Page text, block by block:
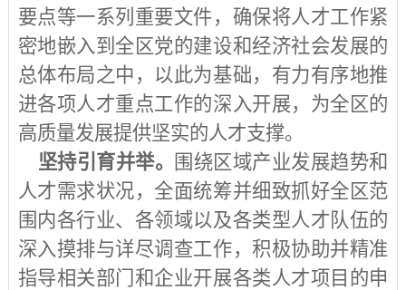
要点等一系列重要文件，确保将人才工作紧
密地嵌入到全区党的建设和经济社会发展的
总体布局之中，以此为基础，有力有序地推
进各项人才重点工作的深入开展，为全区的
高质量发展提供坚实的人才支撑。
坚持引育并举。
围绕区域产业发展趋势和
人才需求状况，全面统筹并细致抓好全区范
围内各行业、各领域以及各类型人才队伍的
深入摸排与详尽调查工作，积极协助并精准
指导相关部门和企业开展各类人才项目的申